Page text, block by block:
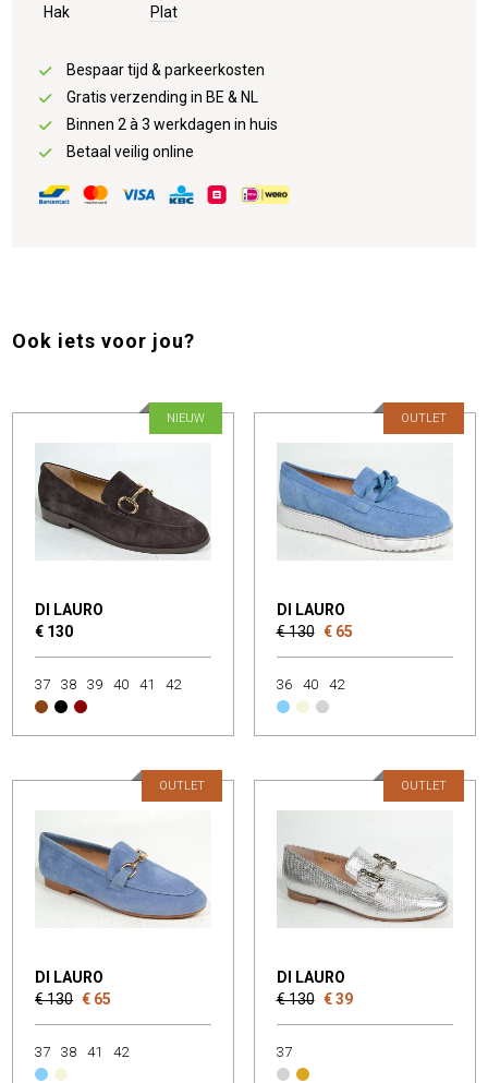
Hak
Plat
Bespaar tijd & parkeerkosten
Gratis verzending in BE & NL
Binnen 2 à 3 werkdagen in huis
Betaal veilig online
Ook iets voor jou?
DI LAURO
€ 130
NIEUW
37 38 39 40 41 42
DI LAURO
€ 130 € 65
OUTLET
36 40 42
DI LAURO
€ 130 € 65
OUTLET
37 38 41 42
DI LAURO
€ 130 € 39
OUTLET
37